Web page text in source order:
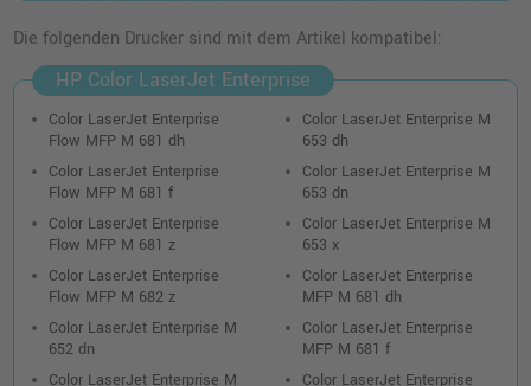
(CF472X) · Gelb
365,98 €
inkl. MwSt.
HP 656X Toner (CF462X) · Gelb
o. MwSt.
565,99 €
inkl. MwSt.
shopping_cart
HP 656X Toner (CF463X) · Magenta
o. MwSt.442,01 €
Die folgenden Drucker sind mit dem Artikel kompatibel:
HP Color LaserJet Enterprise
Color LaserJet Enterprise
Flow MFP M 681 dh
Color LaserJet Enterprise
Flow MFP M 681 f
Color LaserJet Enterprise
Flow MFP M 681 z
Color LaserJet Enterprise
Flow MFP M 682 z
Color LaserJet Enterprise M
652 dn
Color LaserJet Enterprise M
Color LaserJet Enterprise M
653 dh
Color LaserJet Enterprise M
653 dn
Color LaserJet Enterprise M
653 x
Color LaserJet Enterprise
MFP M 681 dh
Color LaserJet Enterprise
MFP M 681 f
Color LaserJet Enterprise